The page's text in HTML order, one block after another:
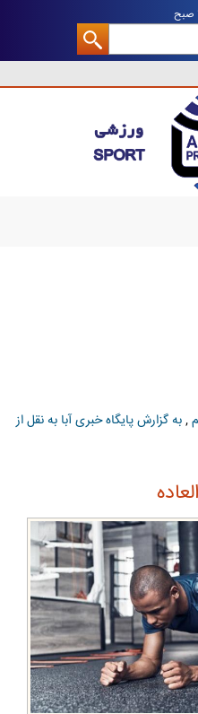
,به گزارش پایگاه خبری آبا به نقل از